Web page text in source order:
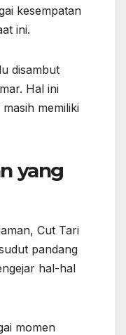
kesempatan
ini.
disambut
Hal ini
memiliki
yang
Cut Tari
pandang
hal-hal
momen